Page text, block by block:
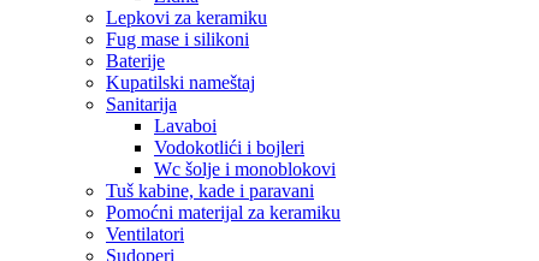
Lepkovi za keramiku
Fug mase i silikoni
Baterije
Kupatilski nameštaj
Sanitarija
Lavaboi
Vodokotlići i bojleri
Wc šolje i monoblokovi
Tuš kabine, kade i paravani
Pomoćni materijal za keramiku
Ventilatori
Sudoperi